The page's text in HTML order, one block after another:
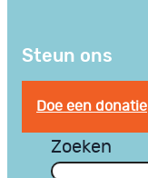
Steun ons
Doe een donatie
Zoeken